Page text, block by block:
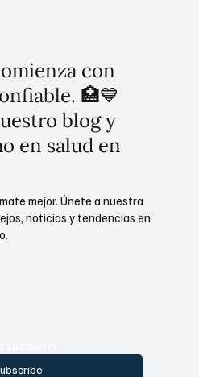
con
🏥💙
blog y
en salud en
mejor. Únete a nuestra
noticias y tendencias en